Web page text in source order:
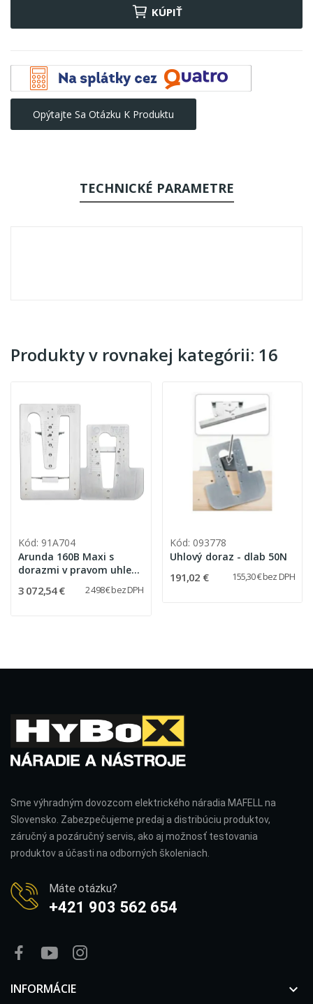
KÚPIŤ
Opýtajte Sa Otázku K Produktu
TECHNICKÉ PARAMETRE
Produkty v rovnakej kategórii: 16
Kód: 91A704
Arunda 160B Maxi s
dorazmi v pravom uhle
nakláňania)
3 072,54 € 2 498 € bez DPH
Kód: 093778
Uhlový doraz - dlab 50N
191,02 € 155,30 € bez DPH
Sme výhradným dovozcom elektrického náradia MAFELL na
Slovensko. Zabezpečujeme predaj a distribúciu produktov,
záručný a pozáručný servis, ako aj možnosť testovania
produktov a účasti na odborných školeniach.
Máte otázku?
+421 903 562 654
INFORMÁCIE 